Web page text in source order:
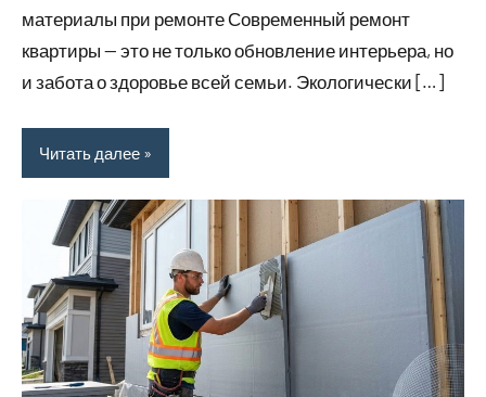
материалы при ремонте Современный ремонт
квартиры — это не только обновление интерьера, но
и забота о здоровье всей семьи. Экологически […]
Читать далее